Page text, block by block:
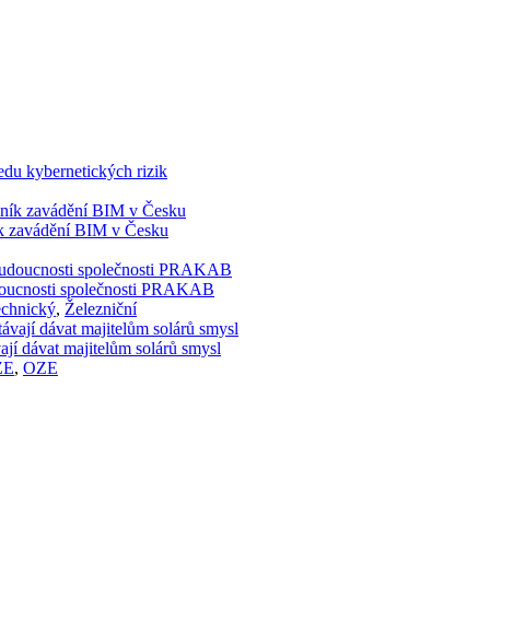
kybernetických rizik
zavádění BIM v Česku
společnosti PRAKAB
, Železniční
dávat majitelům solárů smysl
, OZE